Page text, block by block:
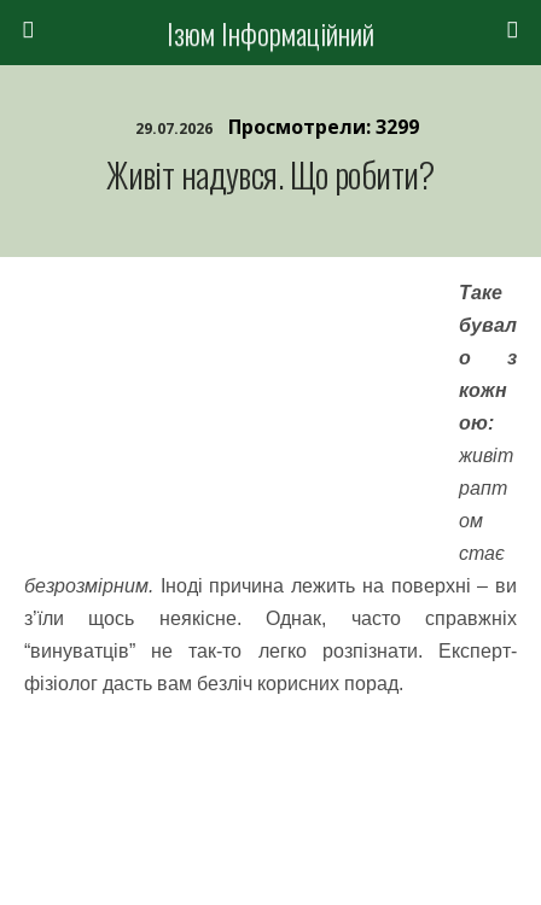
Ізюм Інформаційний
29.07.2026 Просмотрели: 3299
Живіт надувся. Що робити?
Таке
бувал
о з
кожн
ою:
живіт
рапт
ом
стає
безрозмірним. Іноді причина лежить на поверхні – ви
з’їли щось неякісне. Однак, часто справжніх
“винуватців” не так-то легко розпізнати. Експерт-
фізіолог дасть вам безліч корисних порад.